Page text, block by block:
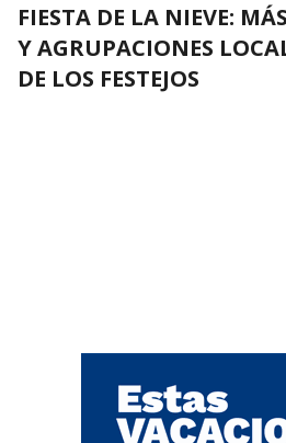
FIESTA DE LA NIEVE:
Y AGRUPACIONES
DE LOS FESTEJOS